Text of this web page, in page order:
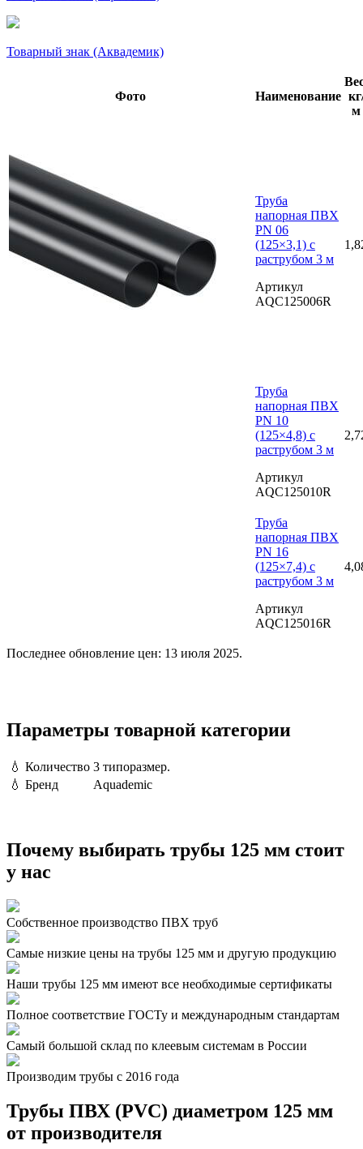
Товарный знак (Аквадемик)
Фото Наименование
м
Труба
напорная ПВХ
PN 06
(125×3,1) с
раструбом 3 м
Артикул
AQC125006R
Труба
напорная ПВХ
PN 10
(125×4,8) с
раструбом 3 м
Артикул
AQC125010R
Труба
напорная ПВХ
PN 16
(125×7,4) с
раструбом 3 м
Артикул
AQC125016R
Последнее обновление цен: 13 июля 2025.
Параметры товарной категории
💧 Количество 3 типоразмер.
💧 Бренд Aquademic
Почему выбирать трубы 125 мм стоит
у нас
Собственное производство ПВХ труб
Самые низкие цены на трубы 125 мм и другую продукцию
Наши трубы 125 мм имеют все необходимые сертификаты
Полное соответствие ГОСТу и международным стандартам
Самый большой склад по клеевым системам в России
Производим трубы с 2016 года
Трубы ПВХ (PVC) диаметром 125 мм
от производителя